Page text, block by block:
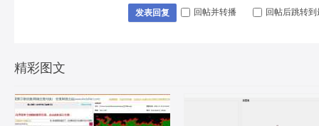
发表回复 回帖并转播 回帖后跳转
精彩图文